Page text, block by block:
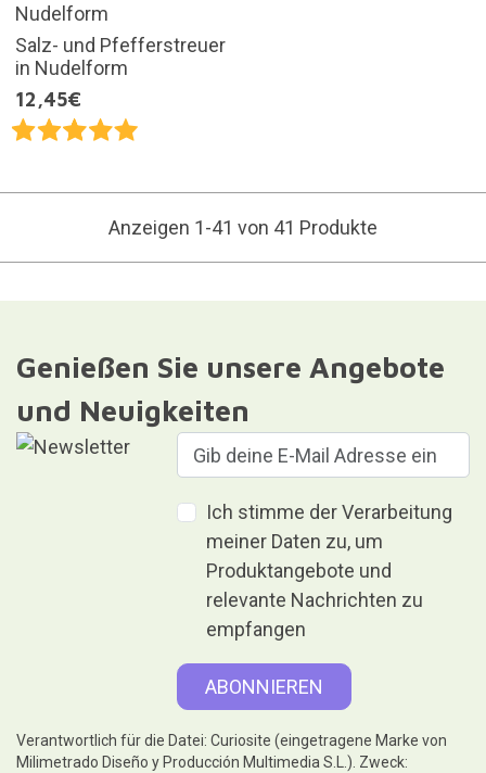
Salz- und Pfefferstreuer
in Nudelform
12,45€
Anzeigen 1-41 von 41 Produkte
Genießen Sie unsere Angebote
und Neuigkeiten
Ich stimme der Verarbeitung
meiner Daten zu, um
Produktangebote und
relevante Nachrichten zu
empfangen
Verantwortlich für die Datei: Curiosite (eingetragene Marke von
Milimetrado Diseño y Producción Multimedia S.L.). Zweck: